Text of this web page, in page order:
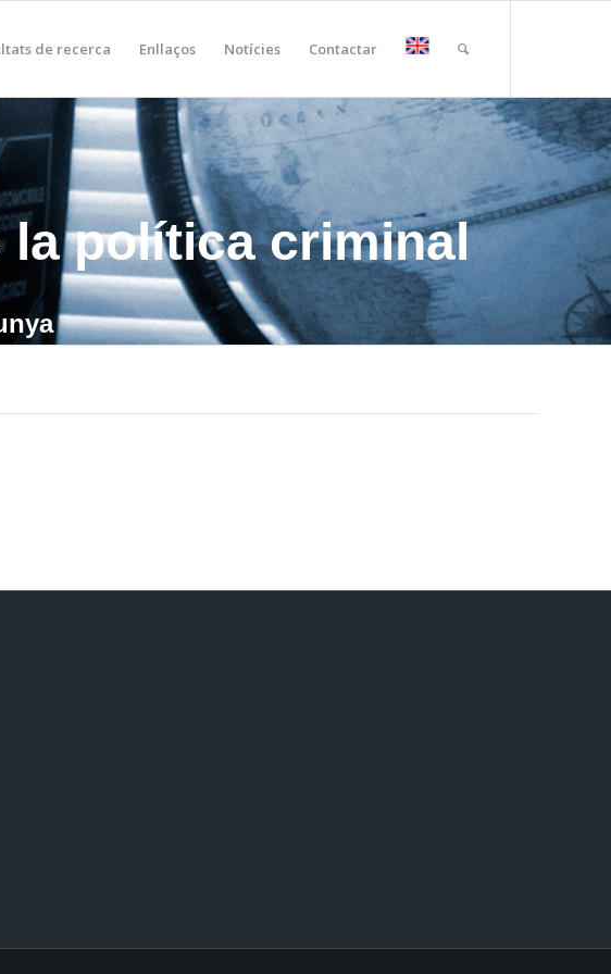
de recerca Enllaços Notícies Contactar
la política criminal